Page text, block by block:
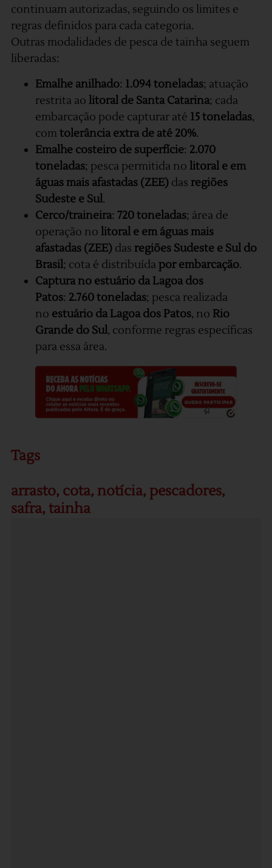
continuam autorizadas, seguindo os limites e
regras definidos para cada categoria.
Outras modalidades de pesca de tainha seguem
liberadas:
Emalhe anilhado: 1.094 toneladas; atuação
restrita ao litoral de Santa Catarina; cada
embarcação pode capturar até 15 toneladas,
com tolerância extra de até 20%.
Emalhe costeiro de superfície: 2.070
toneladas; pesca permitida no litoral e em
águas mais afastadas (ZEE)das regiões
Sudeste e Sul.
Cerco/traineira: 720 toneladas; área de
operação no litoral e em águas mais
afastadas (ZEE)das regiões Sudeste e Sul do
Brasil; cota é distribuída por embarcação.
Captura no estuário da Lagoa dos
Patos: 2.760 toneladas; pesca realizada
no estuário da Lagoa dos Patos, no Rio
Grande do Sul, conforme regras específicas
para essa área.
Tags
arrasto, cota, notícia, pescadores,
safra, tainha